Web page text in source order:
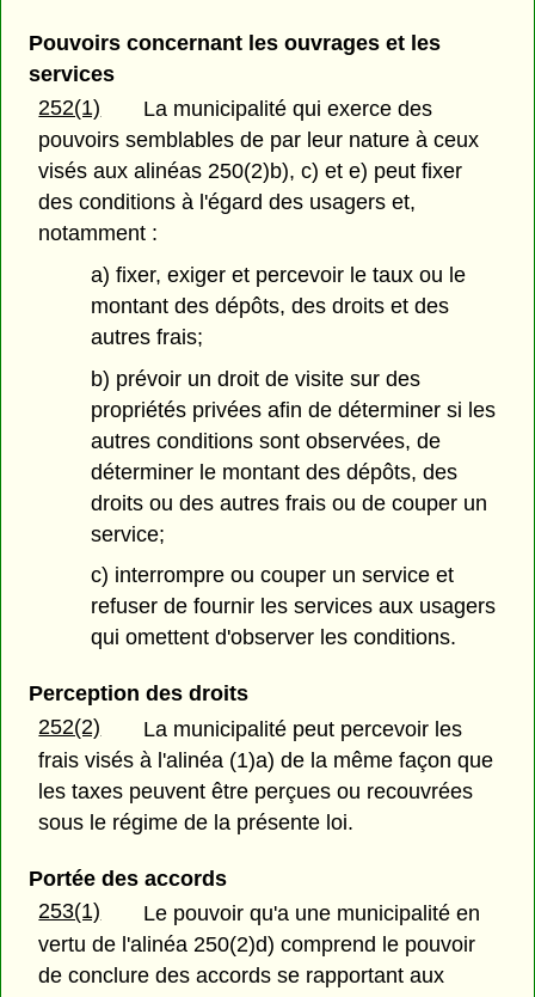
Pouvoirs concernant les ouvrages et les
services
252(1)
La municipalité qui exerce des
pouvoirs semblables de par leur nature à ceux
visés aux alinéas 250(2)b), c) et e) peut fixer
des conditions à l'égard des usagers et,
notamment :
a) fixer, exiger et percevoir le taux ou le
montant des dépôts, des droits et des
autres frais;
b) prévoir un droit de visite sur des
propriétés privées afin de déterminer si les
autres conditions sont observées, de
déterminer le montant des dépôts, des
droits ou des autres frais ou de couper un
service;
c) interrompre ou couper un service et
refuser de fournir les services aux usagers
qui omettent d'observer les conditions.
Perception des droits
252(2)
La municipalité peut percevoir les
frais visés à l'alinéa (1)a) de la même façon que
les taxes peuvent être perçues ou recouvrées
sous le régime de la présente loi.
Portée des accords
253(1)
Le pouvoir qu'a une municipalité en
vertu de l'alinéa 250(2)d) comprend le pouvoir
de conclure des accords se rapportant aux